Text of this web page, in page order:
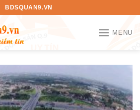
BDSQUAN9.VN
MENU